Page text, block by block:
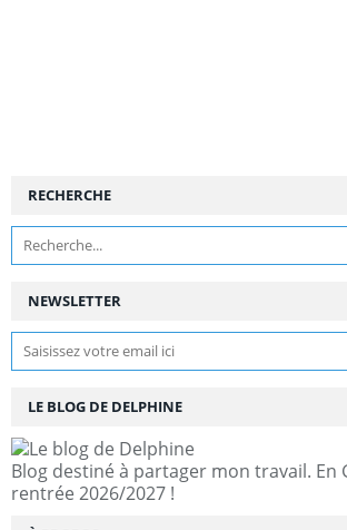
NEWSLETTER
RECHERCHE
LE BLOG DE DELPHINE
Blog destiné à partager mon travail. En
rentrée 2026/2027 !